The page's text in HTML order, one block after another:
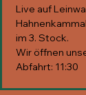
Live auf
im 3. Stock.
Wir öffnen
Abfahrt: 11:30